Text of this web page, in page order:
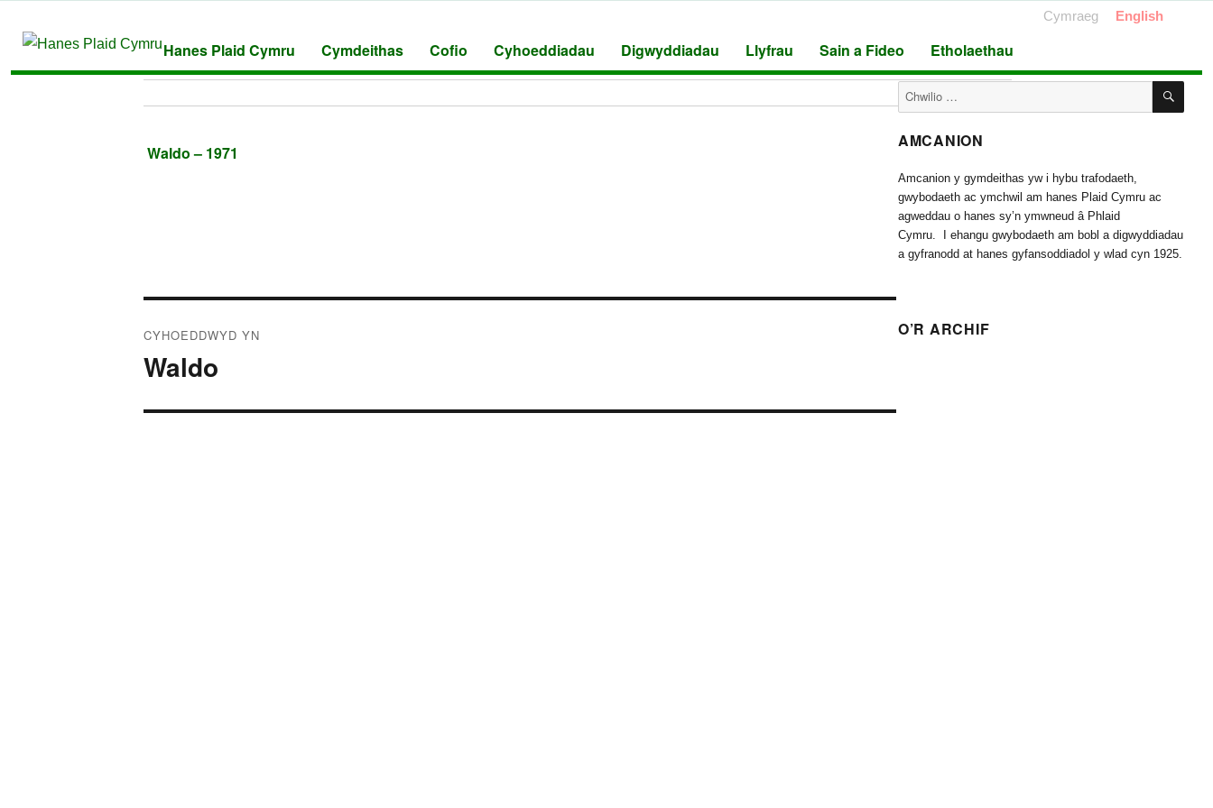
Cymraeg English
Hanes Plaid Cymru Cymdeithas Cofio Cyhoeddiadau Digwyddiadau Llyfrau Sain a Fideo Etholaethau
Waldo – 1971
cofnod
CYHOEDDWYD YN
Waldo
Chwilio
am:
AMCANION
Amcanion y gymdeithas yw i hybu trafodaeth,
gwybodaeth ac ymchwil am hanes Plaid Cymru ac
agweddau o hanes sy’n ymwneud â Phlaid
Cymru. I ehangu gwybodaeth am bobl a digwyddiadau
a gyfranodd at hanes gyfansoddiadol y wlad cyn 1925.
O’R ARCHIF